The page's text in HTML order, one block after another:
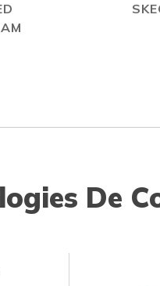
De